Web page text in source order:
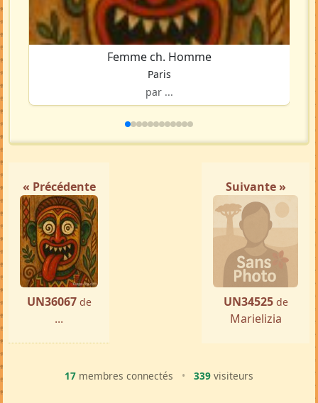
Femme ch. Homme
Paris
par ...
« Précédente
UN36067 de
...
Suivante »
UN34525 de
Marielizia
17 membres connectés • 339 visiteurs